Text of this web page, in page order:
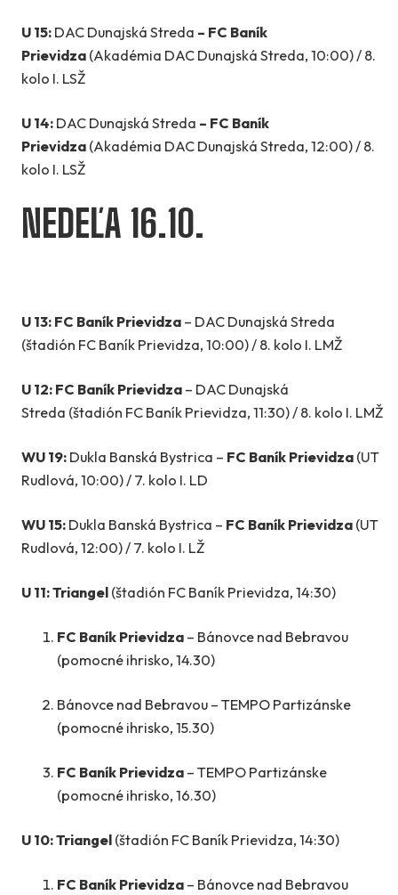
U 15: DAC Dunajská Streda – FC Baník
Prievidza (Akadémia DAC Dunajská Streda, 10:00) / 8.
kolo I. LSŽ
U 14: DAC Dunajská Streda – FC Baník
Prievidza (Akadémia DAC Dunajská Streda, 12:00) / 8.
kolo I. LSŽ
NEDEĽA 16.10.
U 13: FC Baník Prievidza – DAC Dunajská Streda
(štadión FC Baník Prievidza, 10:00) / 8. kolo I. LMŽ
U 12: FC Baník Prievidza – DAC Dunajská
Streda (štadión FC Baník Prievidza, 11:30) / 8. kolo I. LMŽ
WU 19: Dukla Banská Bystrica – FC Baník Prievidza (UT
Rudlová, 10:00) / 7. kolo I. LD
WU 15: Dukla Banská Bystrica – FC Baník Prievidza (UT
Rudlová, 12:00) / 7. kolo I. LŽ
U 11: Triangel (štadión FC Baník Prievidza, 14:30)
FC Baník Prievidza – Bánovce nad Bebravou
(pomocné ihrisko, 14.30)
Bánovce nad Bebravou – TEMPO Partizánske
(pomocné ihrisko, 15.30)
FC Baník Prievidza – TEMPO Partizánske
(pomocné ihrisko, 16.30)
U 10: Triangel (štadión FC Baník Prievidza, 14:30)
FC Baník Prievidza – Bánovce nad Bebravou